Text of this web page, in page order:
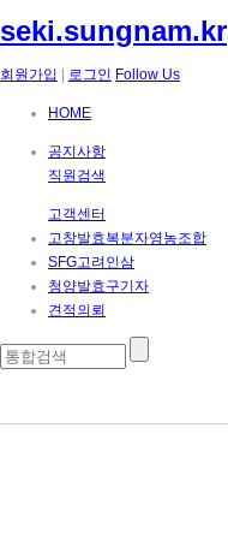
seki.sungnam.kr
회원가입 로그인 Follow Us
HOME
공지사항
직원검색
고객센터
고창발효복분자영농조합
SFG고려인삼
청양발효구기자
견적의뢰